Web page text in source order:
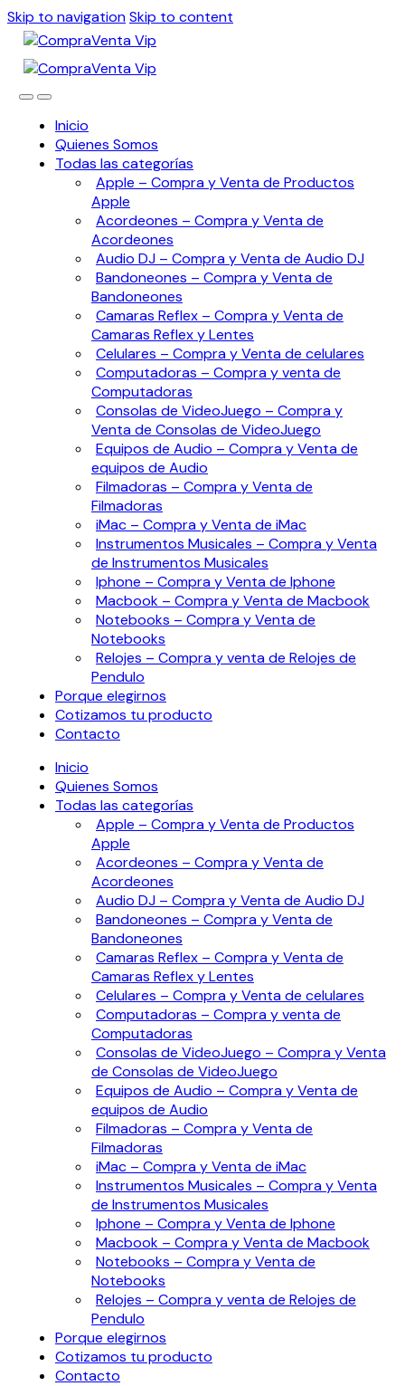
Skip to navigationSkip to content
Inicio
Quienes Somos
Todas las categorías
Apple – Compra y Venta de Productos
Apple
Acordeones – Compra y Venta de
Acordeones
Audio DJ – Compra y Venta de Audio DJ
Bandoneones – Compra y Venta de
Bandoneones
Camaras Reflex – Compra y Venta de
Camaras Reflex y Lentes
Celulares – Compra y Venta de celulares
Computadoras – Compra y venta de
Computadoras
Consolas de VideoJuego – Compra y
Venta de Consolas de VideoJuego
Equipos de Audio – Compra y Venta de
equipos de Audio
Filmadoras – Compra y Venta de
Filmadoras
iMac – Compra y Venta de iMac
Instrumentos Musicales – Compra y Venta
de Instrumentos Musicales
Iphone – Compra y Venta de Iphone
Macbook – Compra y Venta de Macbook
Notebooks – Compra y Venta de
Notebooks
Relojes – Compra y venta de Relojes de
Pendulo
Porque elegirnos
Cotizamos tu producto
Contacto
Inicio
Quienes Somos
Todas las categorías
Apple – Compra y Venta de Productos
Apple
Acordeones – Compra y Venta de
Acordeones
Audio DJ – Compra y Venta de Audio DJ
Bandoneones – Compra y Venta de
Bandoneones
Camaras Reflex – Compra y Venta de
Camaras Reflex y Lentes
Celulares – Compra y Venta de celulares
Computadoras – Compra y venta de
Computadoras
Consolas de VideoJuego – Compra y Venta
de Consolas de VideoJuego
Equipos de Audio – Compra y Venta de
equipos de Audio
Filmadoras – Compra y Venta de
Filmadoras
iMac – Compra y Venta de iMac
Instrumentos Musicales – Compra y Venta
de Instrumentos Musicales
Iphone – Compra y Venta de Iphone
Macbook – Compra y Venta de Macbook
Notebooks – Compra y Venta de
Notebooks
Relojes – Compra y venta de Relojes de
Pendulo
Porque elegirnos
Cotizamos tu producto
Contacto